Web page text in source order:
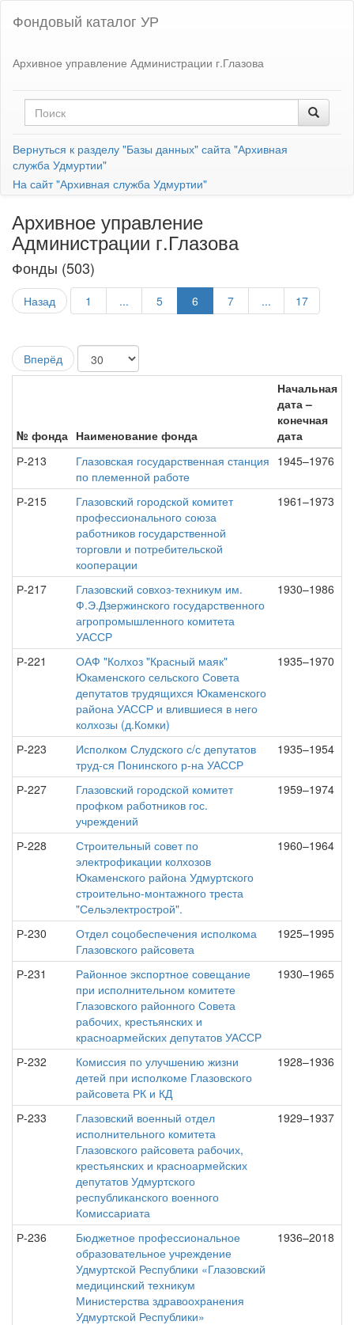
Фондовый каталог УР
Архивное управление Администрации г.Глазова
Вернуться к разделу "Базы данных" сайта "Архивная
служба Удмуртии"
На сайт "Архивная служба Удмуртии"
Архивное управление
Администрации г.Глазова
Фонды (503)
Назад 1 ... 5 6 7 ... 17
Вперёд
№ фонда Наименование фонда
Начальная
дата –
конечная
дата
Р-213
Глазовская государственная станция
по племенной работе
1945–1976
Р-215
Глазовский городской комитет
профессионального союза
работников государственной
торговли и потребительской
кооперации
1961–1973
Р-217
Глазовский совхоз-техникум им.
Ф.Э.Дзержинского государственного
агропромышленного комитета
УАССР
1930–1986
Р-221
ОАФ "Колхоз "Красный маяк"
Юкаменского сельского Совета
депутатов трудящихся Юкаменского
района УАССР и влившиеся в него
колхозы (д.Комки)
1935–1970
Р-223
Исполком Слудского с/с депутатов
труд-ся Понинского р-на УАССР
1935–1954
Р-227
Глазовский городской комитет
профком работников гос.
учреждений
1959–1974
Р-228
Строительный совет по
электрофикации колхозов
Юкаменского района Удмуртского
строительно-монтажного треста
"Сельэлектрострой".
1960–1964
Р-230
Отдел соцобеспечения исполкома
Глазовского райсовета
1925–1995
Р-231
Районное экспортное совещание
при исполнительном комитете
Глазовского районного Совета
рабочих, крестьянских и
красноармейских депутатов УАССР
1930–1965
Р-232
Комиссия по улучшению жизни
детей при исполкоме Глазовского
райсовета РК и КД
1928–1936
Р-233
Глазовский военный отдел
исполнительного комитета
Глазовского райсовета рабочих,
крестьянских и красноармейских
депутатов Удмуртского
республиканского военного
Комиссариата
1929–1937
Р-236
Бюджетное профессиональное
образовательное учреждение
Удмуртской Республики «Глазовский
медицинский техникум
Министерства здравоохранения
Удмуртской Республики»
1936–2018